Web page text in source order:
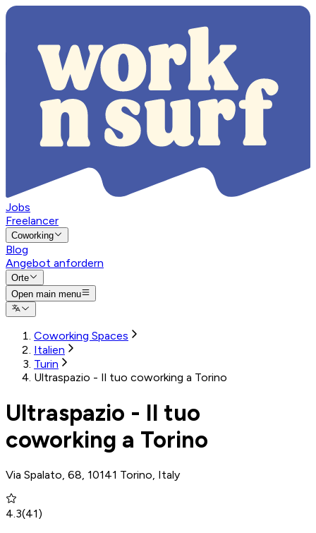
Jobs
Freelancer
Coworking
Blog
Angebot anfordern
Orte
Open main menu
Coworking Spaces
Italien
Turin
Ultraspazio - Il tuo coworking a Torino
Ultraspazio - Il tuo
coworking a Torino
Via Spalato, 68, 10141 Torino, Italy
4.3(41)